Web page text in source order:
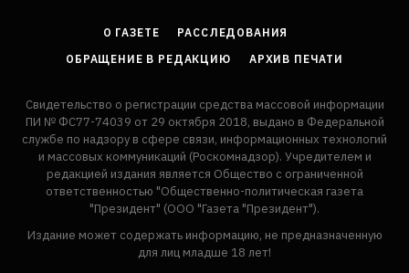
О ГАЗЕТЕ
РАССЛЕДОВАНИЯ
ОБРАЩЕНИЕ В РЕДАКЦИЮ
АРХИВ ПЕЧАТИ
Свидетельство о регистрации средства массовой информации
ПИ № ФС77-74039 от 29 октября 2018, выдано в Федеральной
службе по надзору в сфере связи, информационных технологий
и массовых коммуникаций (Роскомнадзор). Учредителем и
редакцией издания является Общество с ограниченной
ответственностью "Общественно-политическая газета
"Президент" (ООО "Газета "Президент").
Издание может содержать информацию, не предназначенную
для лиц младше 18 лет!